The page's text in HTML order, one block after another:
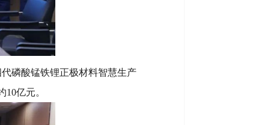
磷酸锰铁锂正极材料智慧生产
亿元。